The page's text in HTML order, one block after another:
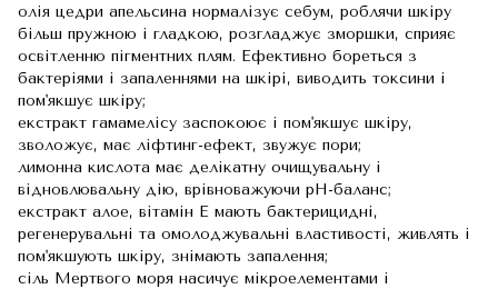
олія цедри апельсина нормалізує себум, роблячи шкіру
більш пружною і гладкою, розгладжує зморшки, сприяє
освітленню пігментних плям. Ефективно бореться з
бактеріями і запаленнями на шкірі, виводить токсини і
пом'якшує шкіру;
екстракт гамамелісу заспокоює і пом'якшує шкіру,
зволожує, має ліфтинг-ефект, звужує пори;
лимонна кислота має делікатну очищувальну і
відновлювальну дію, врівноважуючи pH-баланс;
екстракт алое, вітамін Е мають бактерицидні,
регенерувальні та омолоджувальні властивості, живлять і
пом'якшують шкіру, знімають запалення;
сіль Мертвого моря насичує мікроелементами і